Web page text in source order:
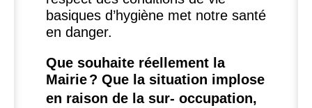
basiques d’hygiène met notre santé
en danger.
Que souhaite réellement la
Mairie? Que la situation implose
en raison de la sur- occupation,